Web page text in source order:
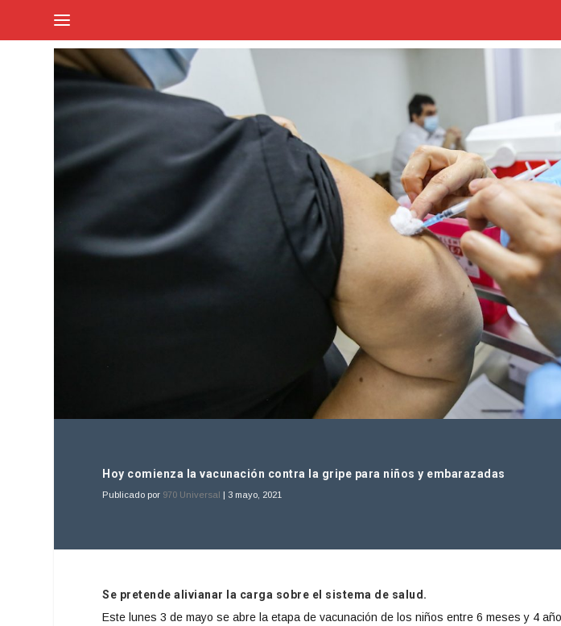
Hoy comienza la vacunación contra la gripe para niños y embarazadas
Publicado por 970 Universal | 3 mayo, 2021
Se pretende alivianar la carga sobre el sistema de salud.
Este lunes 3 de mayo se abre la etapa de vacunación de los niños entre 6 meses y 4